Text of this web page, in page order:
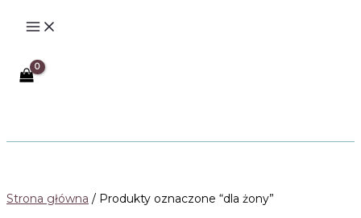
Strona główna / Produkty oznaczone “dla żony”